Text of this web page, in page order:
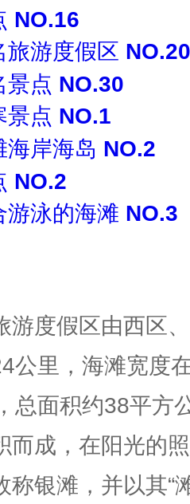
NO.16
旅游度假区 NO.20
景点 NO.30
景点 NO.1
海岸海岛 NO.2
NO.2
游泳的海滩 NO.3
游度假区由西区
公里，海滩宽度
总面积约38平方
而成，在阳光的
称银滩，并以其“